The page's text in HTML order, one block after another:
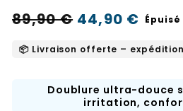
Prix
normal
44,90 €
Prix
soldé
89,90 € Épuisé
📦 Livraison offerte –
Doublure ultra-douce
irritation,